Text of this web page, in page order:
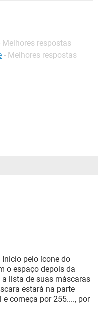
Melhores respostas
- Melhores respostas
pelo ícone do
o espaço depois da
a lista de suas máscaras
estará na parte
começa por 255...., por